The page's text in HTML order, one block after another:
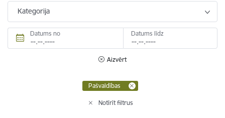
Kategorija
Datums no Datums līdz
Aizvērt
Pašvaldības
Notīrīt filtrus